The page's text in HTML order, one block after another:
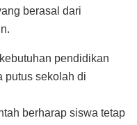
berasal dari
pendidikan
putus sekolah di
berharap siswa tetap